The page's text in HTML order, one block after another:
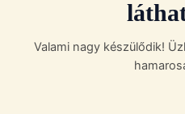
Valami nagy készülődik!